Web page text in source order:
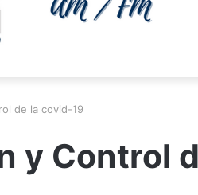
de la covid-19
y Control